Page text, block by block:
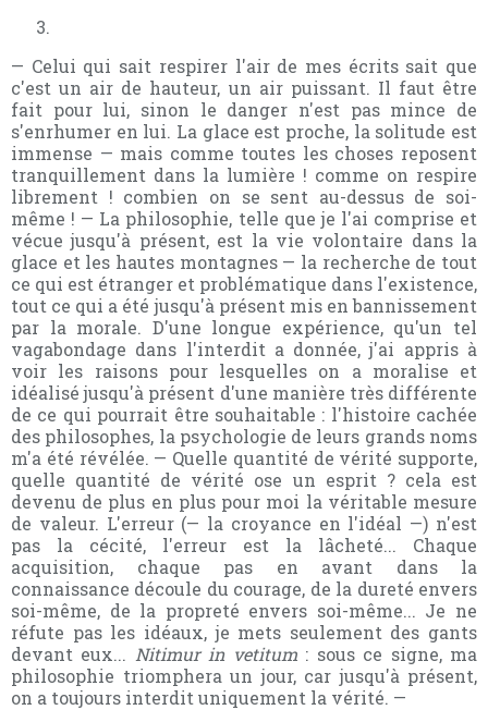
— Celui qui sait respirer l'air de mes écrits sait que
c'est un air de hauteur, un air puissant. Il faut être
fait pour lui, sinon le danger n'est pas mince de
s'enrhumer en lui. La glace est proche, la solitude est
immense — mais comme toutes les choses reposent
tranquillement dans la lumière ! comme on respire
librement ! combien on se sent au-dessus de soi-
même ! — La philosophie, telle que je l'ai comprise et
vécue jusqu'à présent, est la vie volontaire dans la
glace et les hautes montagnes — la recherche de tout
ce qui est étranger et problématique dans l'existence,
tout ce qui a été jusqu'à présent mis en bannissement
par la morale. D'une longue expérience, qu'un tel
vagabondage dans l'interdit a donnée, j'ai appris à
voir les raisons pour lesquelles on a moralise et
idéalisé jusqu'à présent d'une manière très différente
de ce qui pourrait être souhaitable : l'histoire cachée
des philosophes, la psychologie de leurs grands noms
m'a été révélée. — Quelle quantité de vérité supporte,
quelle quantité de vérité ose un esprit ? cela est
devenu de plus en plus pour moi la véritable mesure
de valeur. L'erreur (— la croyance en l'idéal —) n'est
pas la cécité, l'erreur est la lâcheté... Chaque
acquisition, chaque pas en avant dans la
connaissance découle du courage, de la dureté envers
soi-même, de la propreté envers soi-même... Je ne
réfute pas les idéaux, je mets seulement des gants
devant eux... Nitimur in vetitum: sous ce signe, ma
philosophie triomphera un jour, car jusqu'à présent,
on a toujours interdit uniquement la vérité. —